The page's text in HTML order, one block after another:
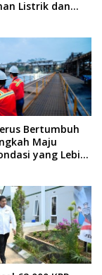
Listrik dan
Bertumbuh
Maju
yang Lebih